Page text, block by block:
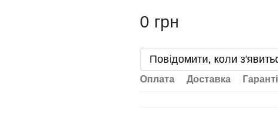
0 грн
Повідомити, коли
Оплата Доставка